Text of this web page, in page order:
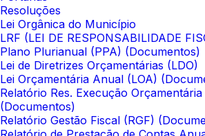
Resoluções
Lei Orgânica do Município
LRF (LEI DE RESPONSABILIDADE
Plano Plurianual (PPA) (Documentos)
Lei de Diretrizes Orçamentárias (LDO)
Lei Orçamentária Anual (LOA)
Relatório Res. Execução Orçamentária
(Documentos)
Relatório Gestão Fiscal (RGF)